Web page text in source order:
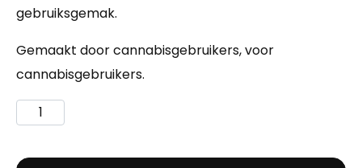
gebruiksgemak.
Gemaakt door cannabisgebruikers, voor
cannabisgebruikers.